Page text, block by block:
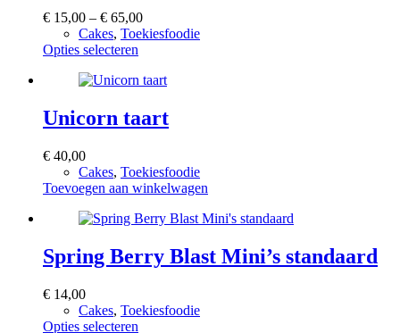
kan
gekozen
worden
de
€ 15,00 – € 65,00Prijsklasse:
€ 15,00
Cakes, Toekiesfoodie
Opties selecteren
heeft
variaties.
Deze
gekozen
worden
de
Unicorn taart
€ 40,00
Cakes, Toekiesfoodie
Toevoegen aan winkelwagen
Spring Berry Blast Mini’s standaard
€ 14,00
Cakes, Toekiesfoodie
Opties selecteren